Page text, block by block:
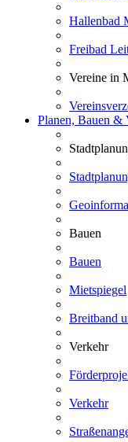
Hallenbad
Freibad
Vereine in
Planen, Bauen &
Bauen
Bauen
Mietspiegel
Breitband
Verkehr
Verkehr